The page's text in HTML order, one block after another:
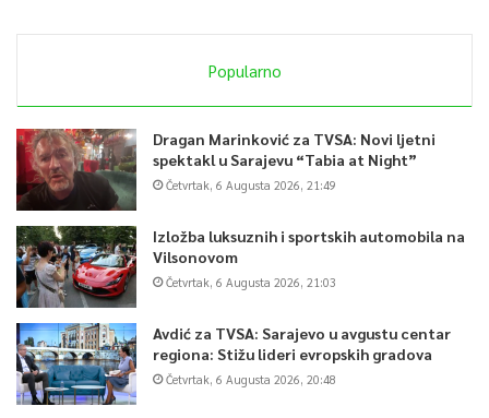
Popularno
Dragan Marinković za TVSA: Novi ljetni
spektakl u Sarajevu “Tabia at Night”
Četvrtak, 6 Augusta 2026, 21:49
Izložba luksuznih i sportskih automobila na
Vilsonovom
Četvrtak, 6 Augusta 2026, 21:03
Avdić za TVSA: Sarajevo u avgustu centar
regiona: Stižu lideri evropskih gradova
Četvrtak, 6 Augusta 2026, 20:48